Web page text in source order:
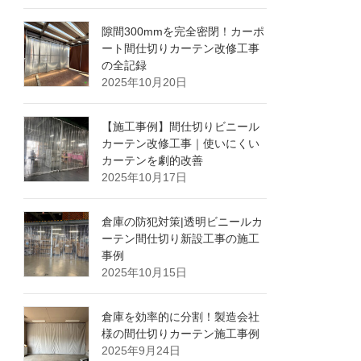
隙間300mmを完全密閉！カーポ
ート間仕切りカーテン改修工事
の全記録
2025年10月20日
【施工事例】間仕切りビニール
カーテン改修工事｜使いにくい
カーテンを劇的改善
2025年10月17日
倉庫の防犯対策|透明ビニールカ
ーテン間仕切り新設工事の施工
事例
2025年10月15日
倉庫を効率的に分割！製造会社
様の間仕切りカーテン施工事例
2025年9月24日